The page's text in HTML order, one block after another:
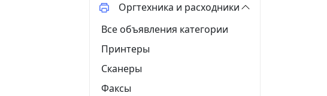
Оргтехника и расходники
Все объявления категории
Принтеры
Сканеры
Факсы